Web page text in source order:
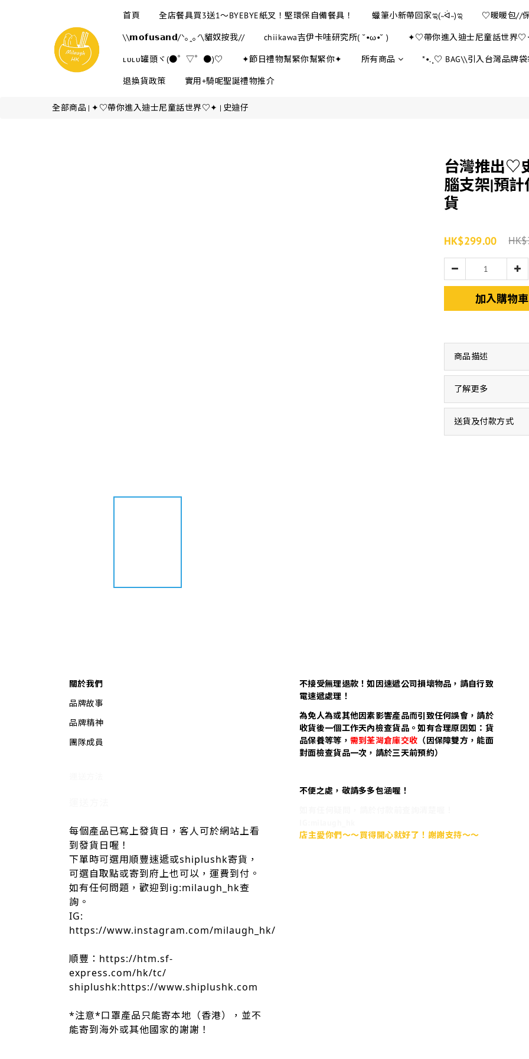
首頁 全店餐具買3送1～BYEBYE紙叉！堅環保自備餐具！ 蠟筆小新帶回家ಇ(˵ᐛ˵)ಇ ♡暖暖包//
\\𝗺𝗼𝗳𝘂𝘀𝗮𝗻𝗱/ᐠ｡ꞈ｡ᐟ\貓奴按我// chiikawa吉伊卡哇研究所( ˘•ω•˘ ) ✦♡帶你進入迪士尼童話世界
ʟᴜʟᴜ罐頭ヾ(●゜▽゜●)♡ ✦節日禮物幫緊你幫緊你✦ 所有商品 *•.¸♡ BAG\\引入台灣品牌
退換貨政策 實用+騎呢聖誕禮物推介
全部商品 | ✦♡帶你進入迪士尼童話世界♡✦ | 史迪仔
台灣推出♡
腦支架|預
貨
HK$299.00
加入購物車
商品描述
了解更多
送貨及付款方式
關於我們
品牌故事
品牌精神
團隊成員
每個產品已寫上發貨日，客人可於網站上看
到發貨日喔！
下單時可選用順豐速遞或shiplushk寄貨，
可選自取點或寄到府上也可以，運費到付。
如有任何問題，歡迎到ig:milaugh_hk查
詢。
IG:
https://www.instagram.com/milaugh_hk/
順豐：https://htm.sf-
express.com/hk/tc/
shiplushk:https://www.shiplushk.com
*注意*口罩產品只能寄本地（香港），並不
能寄到海外或其他國家的謝謝！
不接受無理退款！如因速遞公司損壞物品，請自行致
電速遞處理！
為免人為或其他因素影響產品而引致任何誤會，請於
收貨後一個工作天內檢查貨品。如有合理原因如：貨
品保養等等， 需到荃灣倉庫交收 （因保障雙方，能面
對面檢查貨品一次，請於三天前預約）
不便之處，敬請多多包涵喔！
店主愛你們～～買得開心就好了！謝謝支持～～